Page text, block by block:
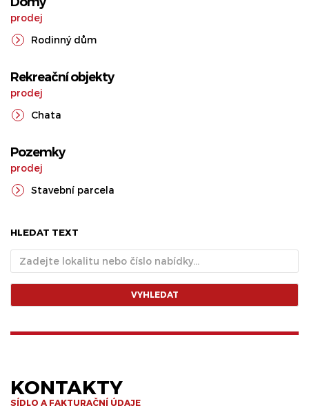
prodej
Rodinný dům
Rekreační objekty
prodej
Chata
Pozemky
prodej
Stavební parcela
HLEDAT TEXT
VYHLEDAT
KONTAKTY
SÍDLO A FAKTURAČNÍ ÚDAJE